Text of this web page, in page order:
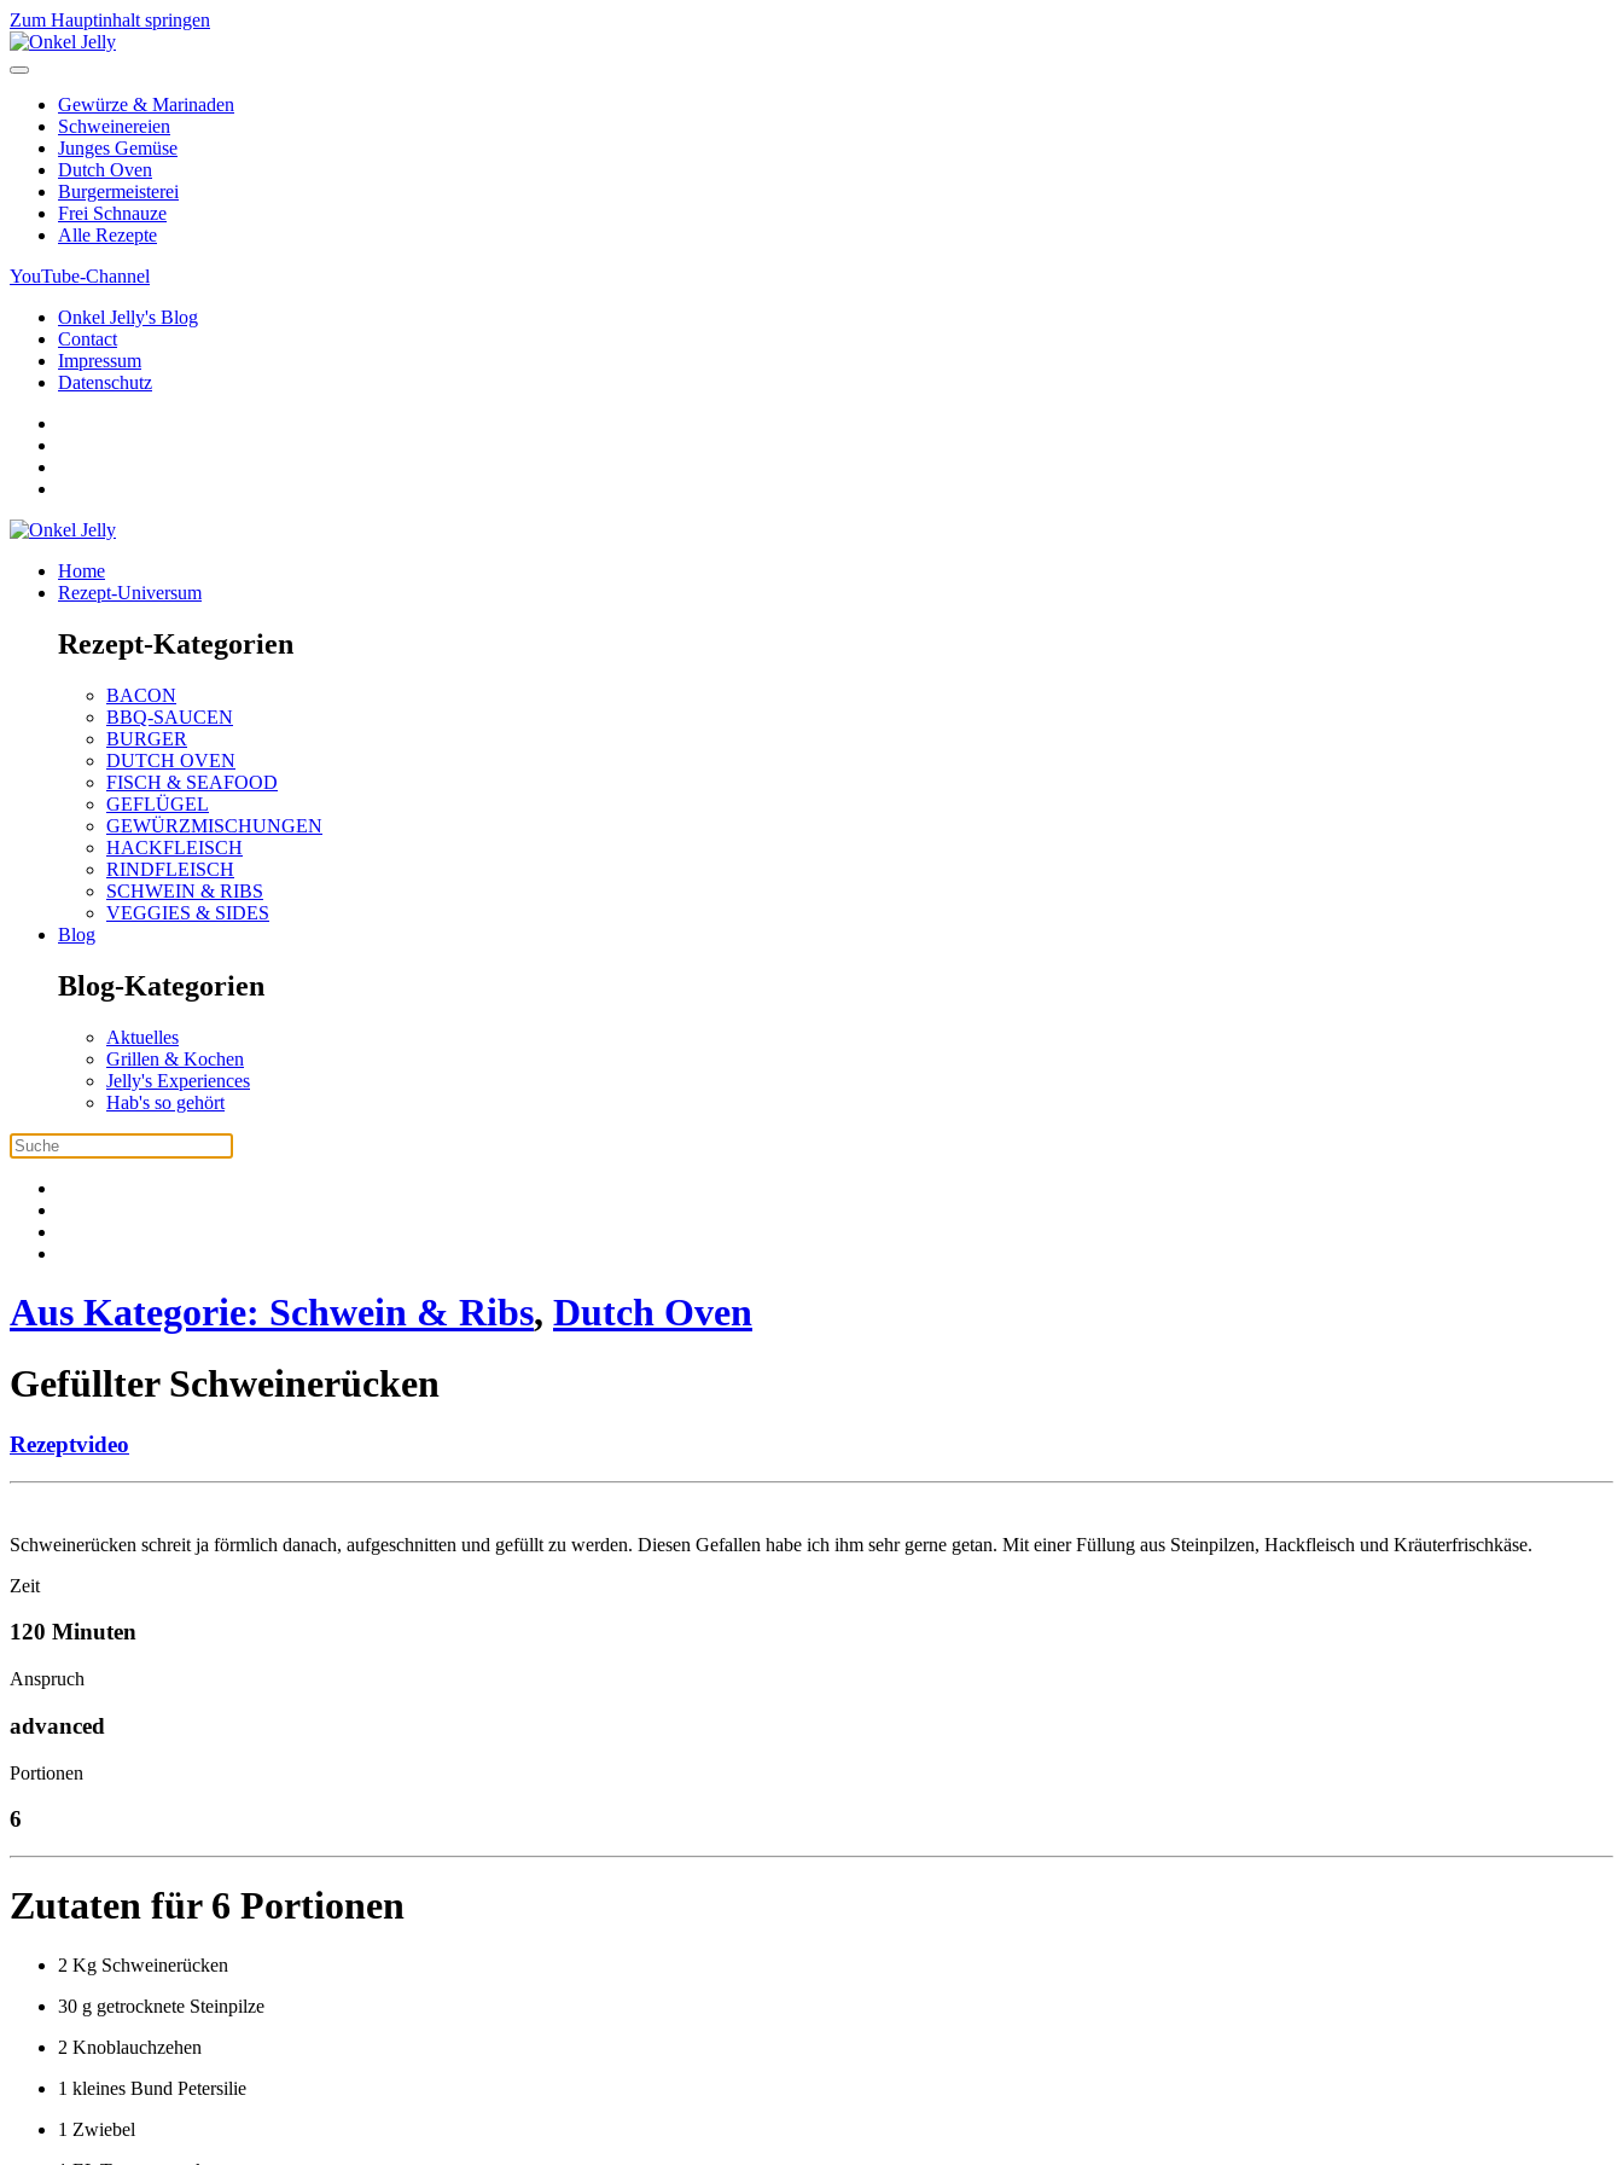
Zum Hauptinhalt springen
Gewürze & Marinaden
Schweinereien
Junges Gemüse
Dutch Oven
Burgermeisterei
Frei Schnauze
Alle Rezepte
YouTube-Channel
Onkel Jelly's Blog
Contact
Impressum
Datenschutz
Home
Rezept-Universum
Rezept-Kategorien
BACON
BBQ-SAUCEN
BURGER
DUTCH OVEN
FISCH & SEAFOOD
GEFLÜGEL
GEWÜRZMISCHUNGEN
HACKFLEISCH
RINDFLEISCH
SCHWEIN & RIBS
VEGGIES & SIDES
Blog
Blog-Kategorien
Aktuelles
Grillen & Kochen
Jelly's Experiences
Hab's so gehört
Aus Kategorie: Schwein & Ribs, Dutch Oven
Gefüllter Schweinerücken
Rezeptvideo
Schweinerücken schreit ja förmlich danach, aufgeschnitten und gefüllt zu werden. Diesen Gefallen habe ich ihm sehr gerne getan. Mit einer Füllung aus Steinpilzen, Hackfleisch und Kräuterfrischkäse.
Zeit
120 Minuten
Anspruch
advanced
Portionen
6
Zutaten für 6 Portionen
2 Kg Schweinerücken
30 g getrocknete Steinpilze
2 Knoblauchzehen
1 kleines Bund Petersilie
1 Zwiebel